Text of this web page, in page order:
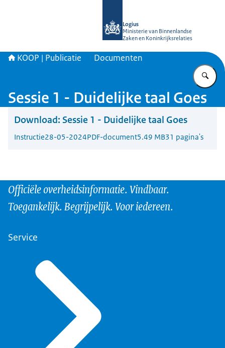
Logius
Ministerie van Binnenlandse
Zaken en Koninkrijksrelaties
KOOP | Publicatie Documenten
Sessie 1 - Duidelijke taal Goes
Download: Sessie 1 - Duidelijke taal Goes
Instructie28-05-2024PDF-document5.49 MB31 pagina's
Officiële overheidsinformatie. Vindbaar.
Toegankelijk. Begrijpelijk. Voor iedereen.
Service